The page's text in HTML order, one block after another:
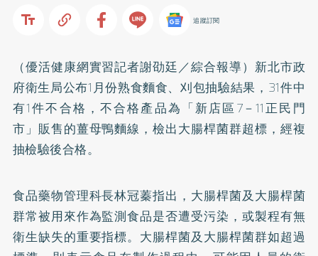
追蹤訂閱
（優活健康網實習記者謝劭廷／綜合報導）新北市政
府衛生局公布1月份熟食麵食、刈包抽驗結果，31件中
有1件不合格，不合格產品為「新店區7－11正民門
市」販售的薑母鴨麵線，檢出大腸桿菌群超標，經複
抽檢驗後合格。
食品藥物管理科長林冠蓁指出，大腸桿菌及大腸桿菌
群常被用來作為監測食品是否遭受污染，或製程有無
衛生缺失的重要指標。大腸桿菌及大腸桿菌群如超過